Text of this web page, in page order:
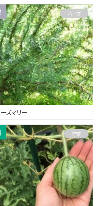
ズマリー
ハーブ
野菜